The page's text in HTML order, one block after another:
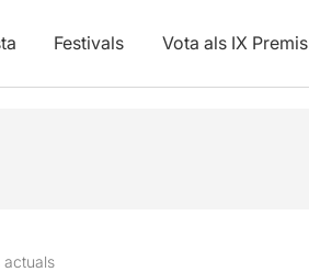
Festivals Vota als IX Premis
actuals